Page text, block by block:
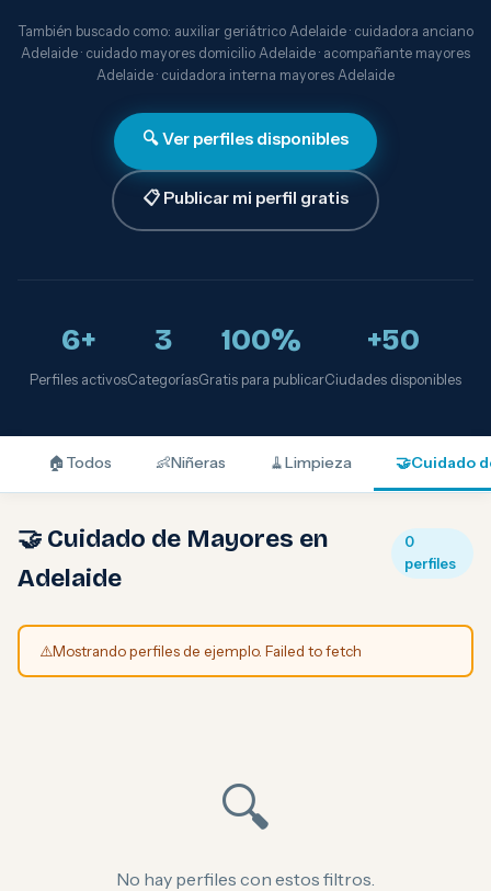
También buscado como: auxiliar geriátrico Adelaide · cuidadora anciano
Adelaide · cuidado mayores domicilio Adelaide · acompañante mayores
Adelaide · cuidadora interna mayores Adelaide
🔍 Ver perfiles disponibles
📋 Publicar mi perfil gratis
6+
Perfiles activos
3
Categorías
100%
Gratis para publicar
+50
Ciudades disponibles
🏠 Todos 👶Niñeras 🧹Limpieza 🤝Cuidado
🤝 Cuidado de Mayores en
Adelaide
0
perfiles
⚠️Mostrando perfiles de ejemplo. Failed to fetch
🔍
No hay perfiles con estos filtros.